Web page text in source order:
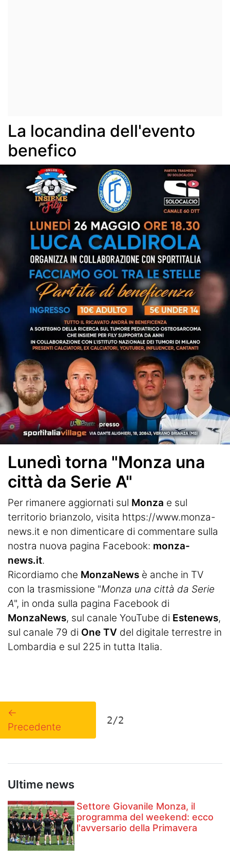
La locandina dell'evento
benefico
Lunedì torna "Monza una
città da Serie A"
Per rimanere aggiornati sul Monza e sul
territorio brianzolo, visita https://www.monza-
news.it e non dimenticare di commentare sulla
nostra nuova pagina Facebook: monza-
news.it.
Ricordiamo che MonzaNews è anche in TV
con la trasmissione "Monza una città da Serie
A", in onda sulla pagina Facebook di
MonzaNews, sul canale YouTube di Estenews,
sul canale 79 di One TV del digitale terrestre in
Lombardia e sul 225 in tutta Italia.
←
Precedente
2/2
Ultime news
Settore Giovanile Monza, il
programma del weekend: ecco
l'avversario della Primavera